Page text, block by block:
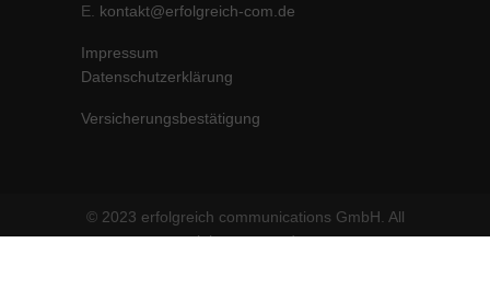
E. kontakt@erfolgreich-com.de
Impressum
Datenschutzerklärung
Versicherungsbestätigung
© 2023 erfolgreich communications GmbH. All
rights reserved.